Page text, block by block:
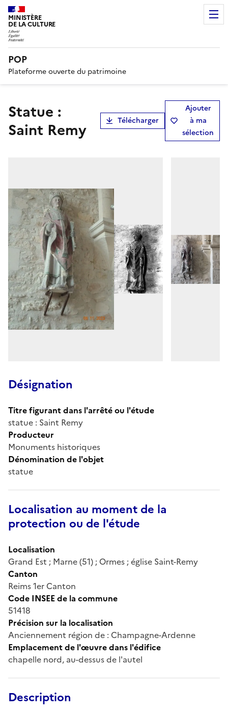
MINISTÈRE
DE LA CULTURE
POP
Plateforme ouverte du patrimoine
statue :
Saint Remy
Télécharger
Ajouter
à ma
sélection
Désignation
Titre figurant dans l'arrêté ou l'étude
statue : Saint Remy
Producteur
Monuments historiques
Dénomination de l'objet
statue
Localisation au moment de la
protection ou de l'étude
Localisation
Grand Est ; Marne (51) ; Ormes ; église Saint-Remy
Canton
Reims 1er Canton
Code INSEE de la commune
51418
Précision sur la localisation
Anciennement région de : Champagne-Ardenne
Emplacement de l'œuvre dans l'édifice
chapelle nord, au-dessus de l'autel
Description